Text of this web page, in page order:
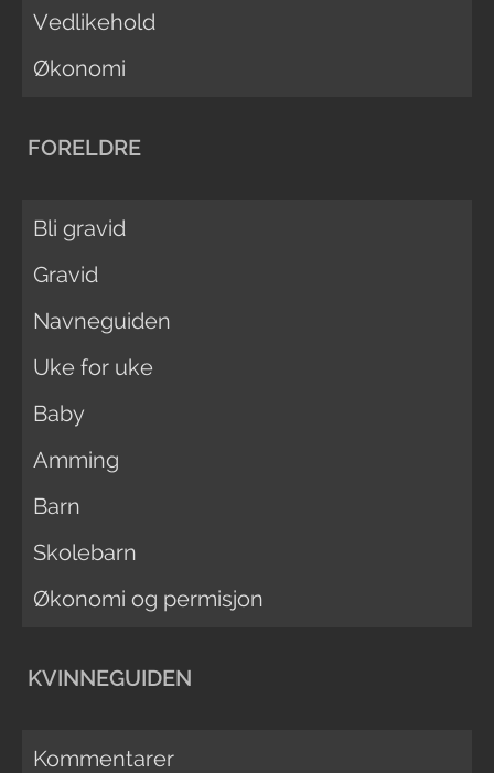
Vedlikehold
Økonomi
FORELDRE
Bli gravid
Gravid
Navneguiden
Uke for uke
Baby
Amming
Barn
Skolebarn
Økonomi og permisjon
KVINNEGUIDEN
Kommentarer